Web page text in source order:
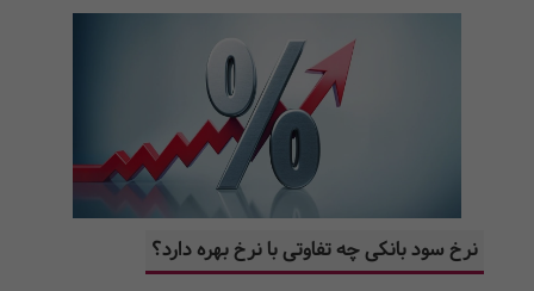
نرخ سود بانکی چه تفاوتی با نرخ بهره دارد؟